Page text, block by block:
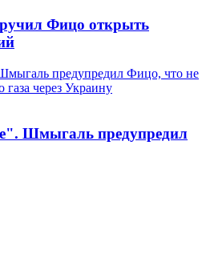
Фицо открыть
Шмыгаль предупредил